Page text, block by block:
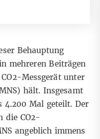
Behauptung
mehreren Beiträgen
Messgerät unter
hält. Insgesamt
4.200 Mal geteilt. Der
die CO2-
angeblich immens